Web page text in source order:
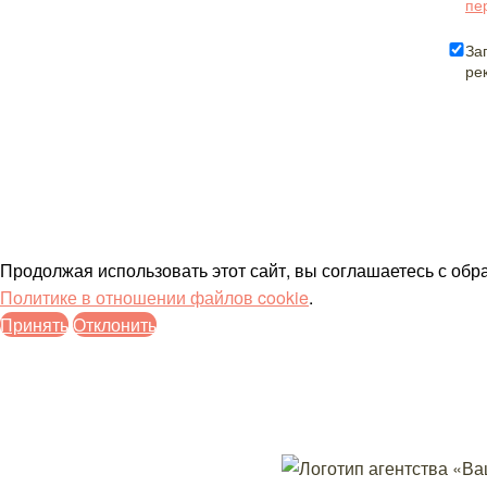
Продолжая использовать этот сайт, вы соглашаетесь с
Политике в отношении файлов cookie.
ПринятьОтклонить